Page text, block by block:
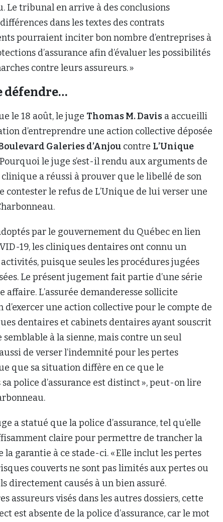
Le tribunal en arrive à des conclusions
dans les textes des contrats
pourraient inciter bon nombre d’entreprises à
d’assurance afin d’évaluer les possibilités
contre leurs assureurs. »
défendre…
le 18 août, le juge Thomas M. Davis a accueilli
d’entreprendre une action collective déposée
Galeries d’Anjou contre L’Unique
le juge s’est-il rendu aux arguments de
a réussi à prouver que le libellé de son
le refus de L’Unique de lui verser une
par le gouvernement du Québec en lien
19, les cliniques dentaires ont connu un
puisque seules les procédures jugées
Le présent jugement fait partie d’une série
affaire. L’assurée demanderesse sollicite
d’exercer une action collective pour le compte de
dentaires et cabinets dentaires ayant souscrit
semblable à la sienne, mais contre un seul
de verser l’indemnité pour les pertes
que sa situation diffère en ce que le
police d’assurance est distinct », peut-on lire
a statué que la police d’assurance, tel qu’elle
claire pour permettre de trancher la
la garantie à ce stade-ci. « Elle inclut les pertes
couverts ne sont pas limités aux pertes ou
directement causés à un bien assuré.
assureurs visés dans les autres dossiers, cette
est absente de la police d’assurance, car le mot